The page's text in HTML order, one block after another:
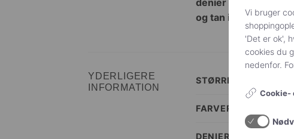
denier kvalitet med
og tan i onesize.
YDERLIGERE
INFORMATION
STØRRELSE
FARVER
DENIER
Vi bruger
'Det er ok',
cookies du
nedenfor.
Cookie-